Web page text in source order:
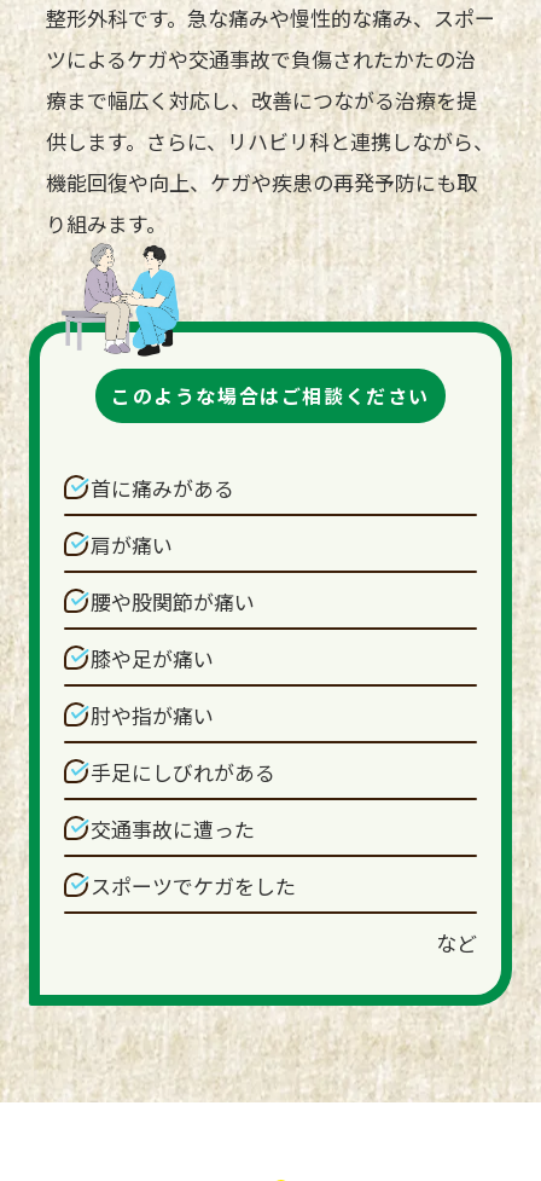
整形外科です。急な痛みや慢性的な痛み、スポー
ツによるケガや交通事故で負傷されたかたの治
療まで幅広く対応し、改善につながる治療を提
供します。さらに、リハビリ科と連携しながら、
機能回復や向上、ケガや疾患の再発予防にも取
り組みます。
このような場合はご相談ください
首に痛みがある
肩が痛い
腰や股関節が痛い
膝や足が痛い
肘や指が痛い
手足にしびれがある
交通事故に遭った
スポーツでケガをした
など